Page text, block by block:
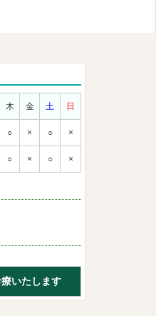
木 金 土
日
○ × ○
×
○ × ○ ×
いたします